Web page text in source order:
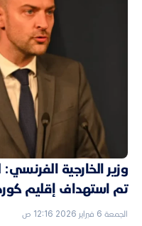
وزير الخارجية
تم استهداف إقليم
الجمعة 6 فبراير 2026 12:16 ص